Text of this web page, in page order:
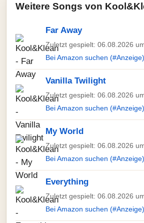
Weitere Songs von
Far Away
Zuletzt gespielt: 06.08.2026
Bei Amazon suchen (#Anzeige)
Vanilla Twilight
Zuletzt gespielt: 06.08.2026
Bei Amazon suchen (#Anzeige)
My World
Zuletzt gespielt: 06.08.2026
Bei Amazon suchen (#Anzeige)
Everything
Zuletzt gespielt: 06.08.2026
Bei Amazon suchen (#Anzeige)